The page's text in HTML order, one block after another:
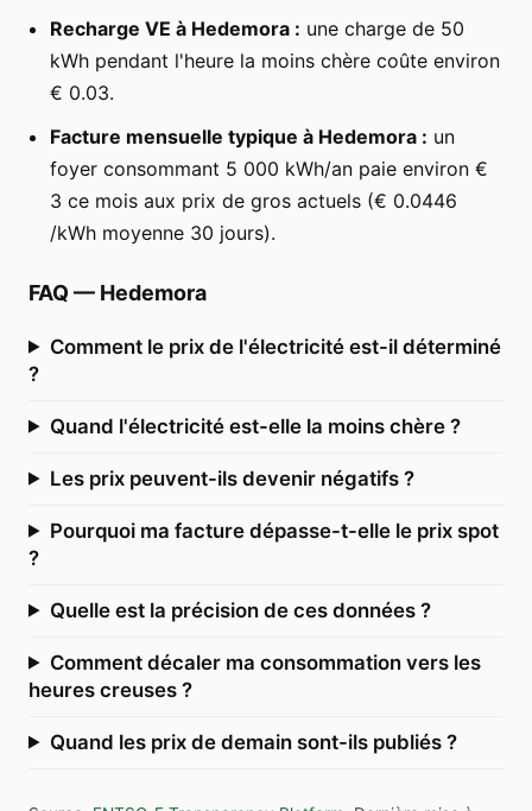
Recharge VE à Hedemora : une charge de 50
kWh pendant l'heure la moins chère coûte environ
€ 0.03.
Facture mensuelle typique à Hedemora : un
foyer consommant 5 000 kWh/an paie environ €
3 ce mois aux prix de gros actuels (€ 0.0446
/kWh moyenne 30 jours).
FAQ — Hedemora
Comment le prix de l'électricité est-il déterminé
?
Quand l'électricité est-elle la moins chère ?
Les prix peuvent-ils devenir négatifs ?
Pourquoi ma facture dépasse-t-elle le prix spot
?
Quelle est la précision de ces données ?
Comment décaler ma consommation vers les
heures creuses ?
Quand les prix de demain sont-ils publiés ?